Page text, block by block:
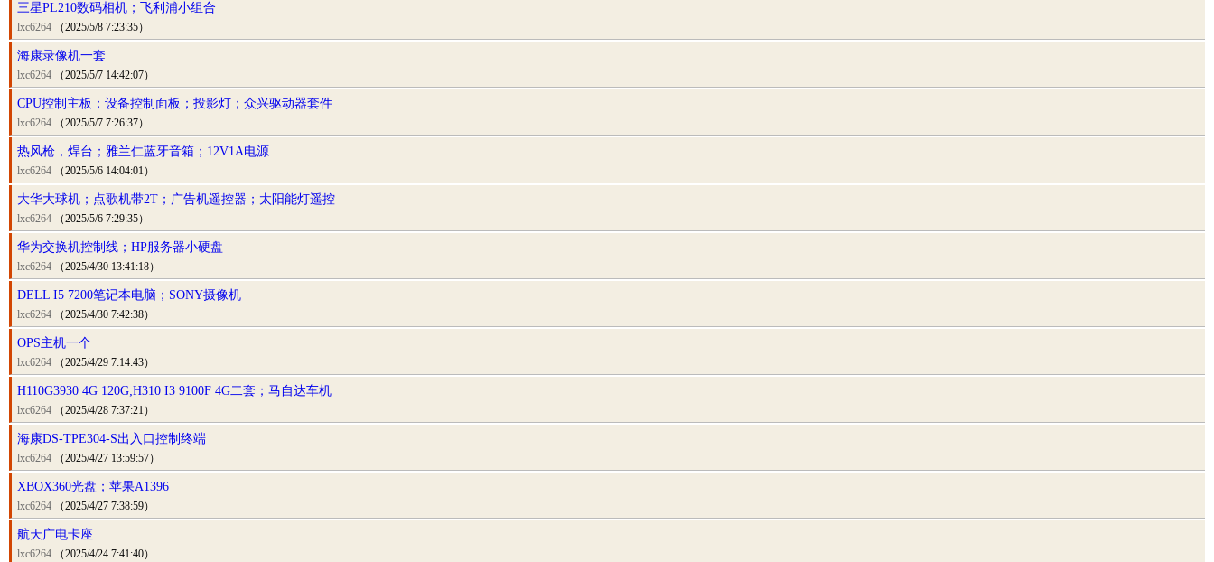
三星PL210数码相机；飞利浦小组合
lxc6264 （2025/5/8 7:23:35）
海康录像机一套
lxc6264 （2025/5/7 14:42:07）
CPU控制主板；设备控制面板；投影灯；众兴驱动器套件
lxc6264 （2025/5/7 7:26:37）
热风枪，焊台；雅兰仁蓝牙音箱；12V1A电源
lxc6264 （2025/5/6 14:04:01）
大华大球机；点歌机带2T；广告机遥控器；太阳能灯遥控
lxc6264 （2025/5/6 7:29:35）
华为交换机控制线；HP服务器小硬盘
lxc6264 （2025/4/30 13:41:18）
DELL I5 7200笔记本电脑；SONY摄像机
lxc6264 （2025/4/30 7:42:38）
OPS主机一个
lxc6264 （2025/4/29 7:14:43）
H110G3930 4G 120G;H310 I3 9100F 4G二套；马自达车机
lxc6264 （2025/4/28 7:37:21）
海康DS-TPE304-S出入口控制终端
lxc6264 （2025/4/27 13:59:57）
XBOX360光盘；苹果A1396
lxc6264 （2025/4/27 7:38:59）
航天广电卡座
lxc6264 （2025/4/24 7:41:40）